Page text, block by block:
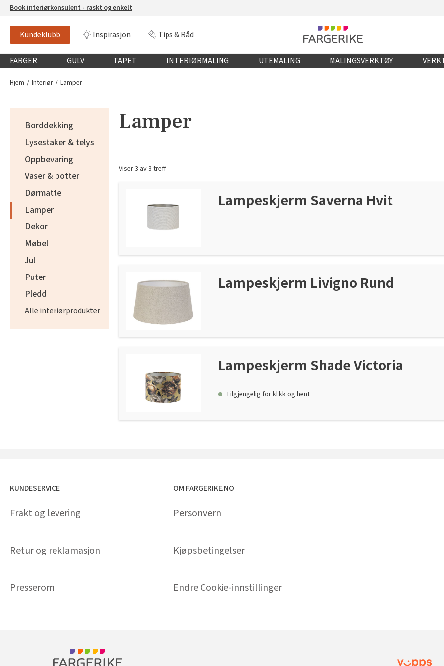
Book interiørkonsulent - raskt og enkelt
Kundeklubb Inspirasjon Tips & Råd
Globalnavigasjon mobil
FARGER GULV TAPET INTERIØRMALING UTEMALING MALINGSVERKTØY
Hjem Interiør Lamper
Borddekking
Lysestaker & telys
Oppbevaring
Vaser & potter
Dørmatte
Lamper
Dekor
Møbel
Jul
Puter
Pledd
Alle interiørprodukter
Lamper
Viser 3 av 3 treff
Lampeskjerm Saverna Hvit
Lampeskjerm Livigno Rund
Lampeskjerm Shade Victoria
Tilgjengelig for klikk og hent
KUNDESERVICE
Frakt og levering
Retur og reklamasjon
Presserom
OM FARGERIKE.NO
Personvern
Kjøpsbetingelser
Endre Cookie-innstillinger